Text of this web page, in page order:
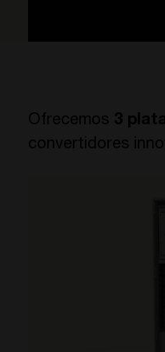
Ofrecemos 3
convertidores